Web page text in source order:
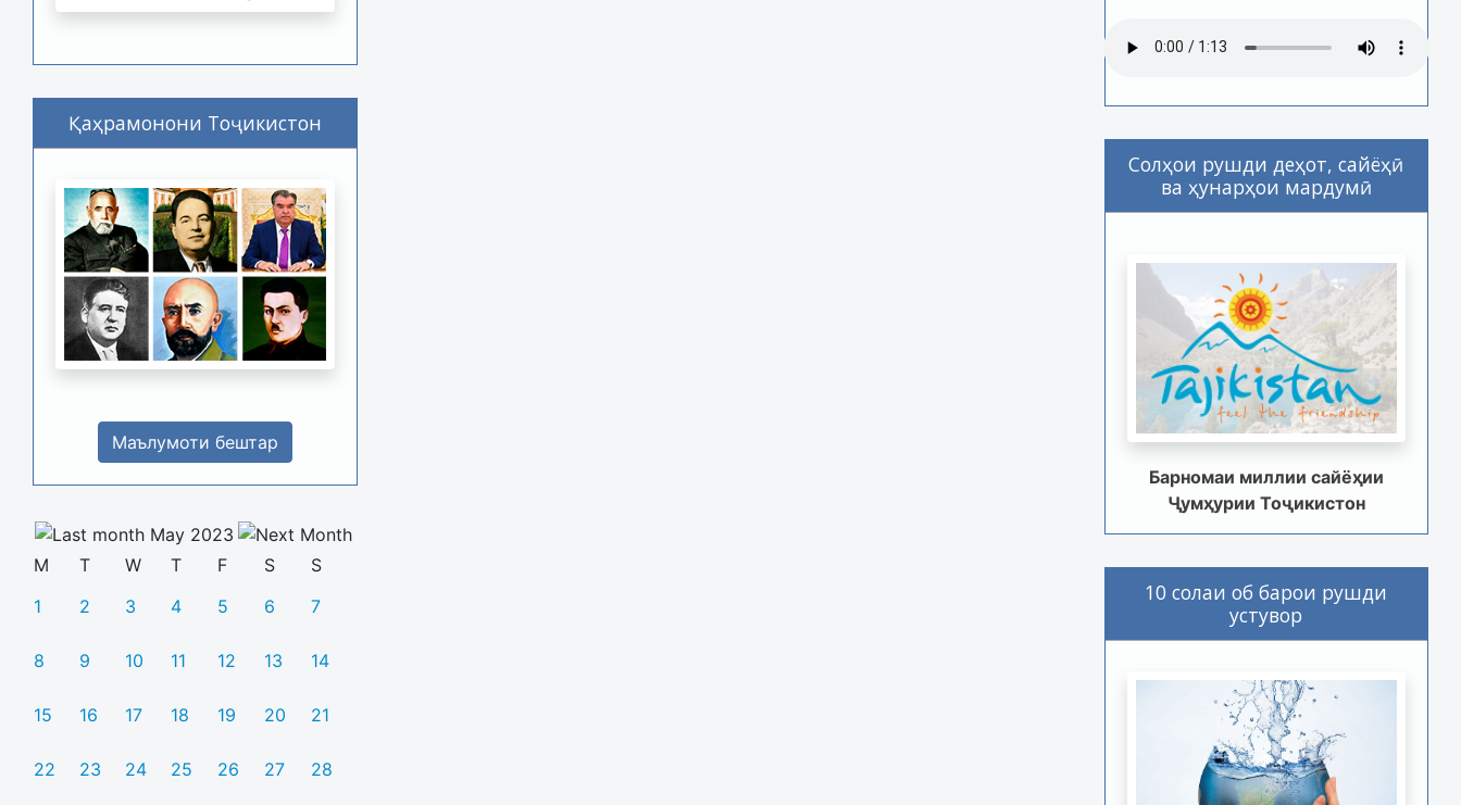
Қаҳрамонони Тоҷикистон
Маълумоти бештар
May 2023
M
T W T F S
S
1
2 3 4 5 6 7
8 9 10 11 12 13 14
15 16 17 18 19 20 21
22 23 24 25 26 27 28
Солҳои рушди деҳот, сайёҳӣ
ва ҳунарҳои мардумӣ
Барномаи миллии сайёҳии
Ҷумҳурии Тоҷикистон
10 солаи об барои рушди
устувор